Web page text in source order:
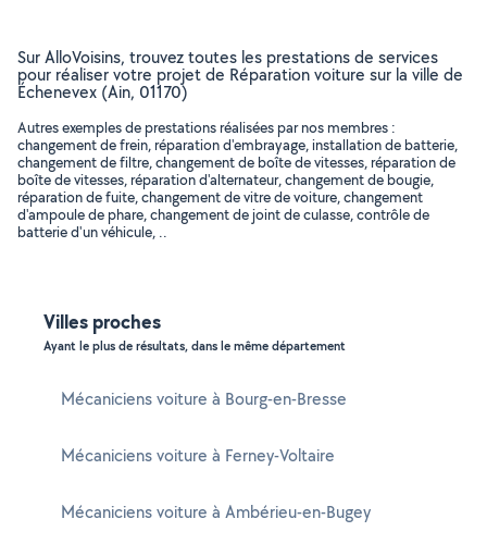
Sur AlloVoisins, trouvez toutes les prestations de services
pour réaliser votre projet de Réparation voiture sur la ville de
Échenevex (Ain, 01170)
Autres exemples de prestations réalisées par nos membres :
changement de frein, réparation d'embrayage, installation de batterie,
changement de filtre, changement de boîte de vitesses, réparation de
boîte de vitesses, réparation d'alternateur, changement de bougie,
réparation de fuite, changement de vitre de voiture, changement
d'ampoule de phare, changement de joint de culasse, contrôle de
batterie d'un véhicule, ..
Villes proches
Ayant le plus de résultats, dans le même département
Mécaniciens voiture à Bourg-en-Bresse
Mécaniciens voiture à Ferney-Voltaire
Mécaniciens voiture à Ambérieu-en-Bugey